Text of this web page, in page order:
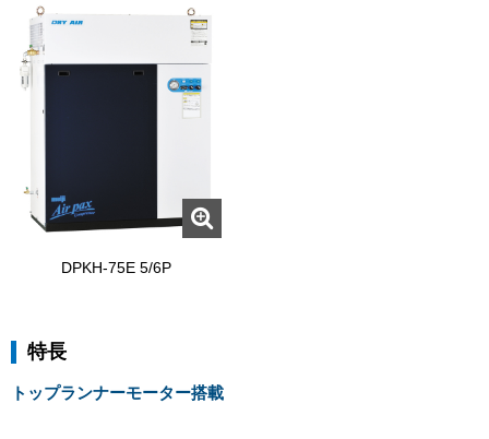
DPKH-75E 5/6P
特長
トップランナーモーター搭載